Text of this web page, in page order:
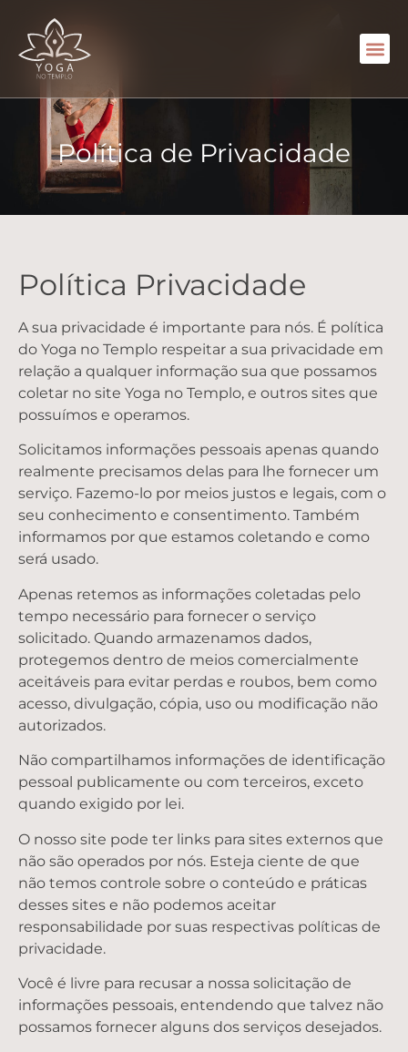
Política de Privacidade
Política Privacidade
A sua privacidade é importante para nós. É política
do Yoga no Templo respeitar a sua privacidade em
relação a qualquer informação sua que possamos
coletar no site Yoga no Templo, e outros sites que
possuímos e operamos.
Solicitamos informações pessoais apenas quando
realmente precisamos delas para lhe fornecer um
serviço. Fazemo-lo por meios justos e legais, com o
seu conhecimento e consentimento. Também
informamos por que estamos coletando e como
será usado.
Apenas retemos as informações coletadas pelo
tempo necessário para fornecer o serviço
solicitado. Quando armazenamos dados,
protegemos dentro de meios comercialmente
aceitáveis ​​para evitar perdas e roubos, bem como
acesso, divulgação, cópia, uso ou modificação não
autorizados.
Não compartilhamos informações de identificação
pessoal publicamente ou com terceiros, exceto
quando exigido por lei.
O nosso site pode ter links para sites externos que
não são operados por nós. Esteja ciente de que
não temos controle sobre o conteúdo e práticas
desses sites e não podemos aceitar
responsabilidade por suas respectivas políticas de
privacidade.
Você é livre para recusar a nossa solicitação de
informações pessoais, entendendo que talvez não
possamos fornecer alguns dos serviços desejados.